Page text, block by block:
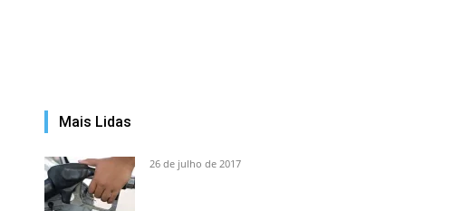
Mais Lidas
26 de julho de 2017